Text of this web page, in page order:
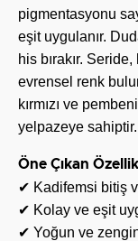
pigmentasyonu
eşit uygulanır.
his bırakır.
evrensel renk
kırmızı ve
yelpazeye sahiptir.
Öne Çıkan
✔ Kadifemsi bitiş
✔ Kolay ve eşit
✔ Yoğun ve